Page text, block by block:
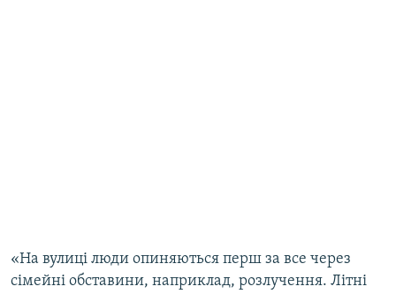
«На вулиці люди опиняються перш за все через
сімейні обставини, наприклад, розлучення. Літні